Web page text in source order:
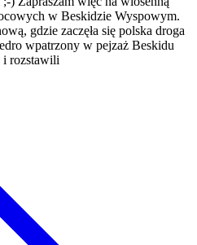
w Beskidzie Wyspowym.
gdzie zaczęła się polska droga
wpatrzony w pejzaż Beskidu
i rozstawili